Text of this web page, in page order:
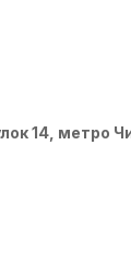
14, метро